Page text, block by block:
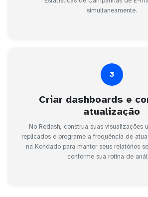
simultaneamente.
3
Criar dashboards e
atualização
No Redash, construa suas visualizações
replicados e programe a frequência de
na Kondado para manter seus relatórios
conforme sua rotina de